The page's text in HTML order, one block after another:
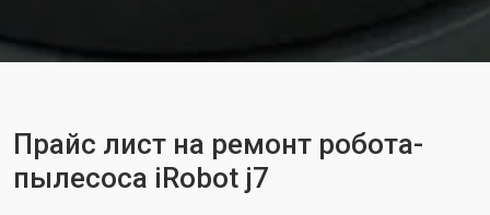
Прайс лист на ремонт робота-
пылесоса iRobot j7